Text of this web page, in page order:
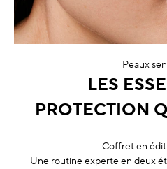
Peaux
LES
PROTECTION
Coffret en
Une routine experte en deux